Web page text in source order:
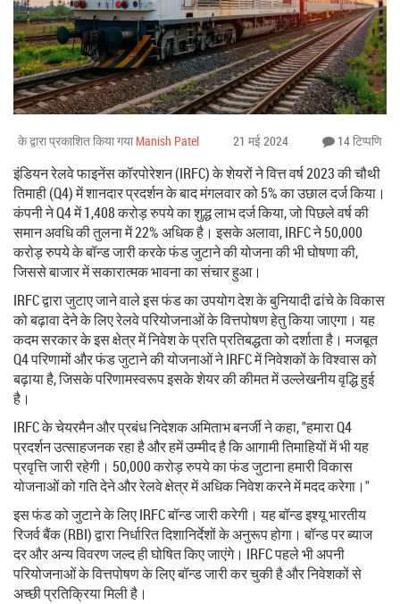
के द्वारा प्रकाशित किया गया Manish Patel 21 मई 2024 14 टिप्पणि
इंडियन रेलवे फाइनेंस कॉरपोरेशन (IRFC) के शेयरों ने वित्त वर्ष 2023 की चौथी
तिमाही (Q4) में शानदार प्रदर्शन के बाद मंगलवार को 5% का उछाल दर्ज किया।
कंपनी ने Q4 में 1,408 करोड़ रुपये का शुद्ध लाभ दर्ज किया, जो पिछले वर्ष की
समान अवधि की तुलना में 22% अधिक है। इसके अलावा, IRFC ने 50,000
करोड़ रुपये के बॉन्ड जारी करके फंड जुटाने की योजना की भी घोषणा की,
जिससे बाजार में सकारात्मक भावना का संचार हुआ।
IRFC द्वारा जुटाए जाने वाले इस फंड का उपयोग देश के बुनियादी ढांचे के विकास
को बढ़ावा देने के लिए रेलवे परियोजनाओं के वित्तपोषण हेतु किया जाएगा। यह
कदम सरकार के इस क्षेत्र में निवेश के प्रति प्रतिबद्धता को दर्शाता है। मजबूत
Q4 परिणामों और फंड जुटाने की योजनाओं ने IRFC में निवेशकों के विश्वास को
बढ़ाया है, जिसके परिणामस्वरूप इसके शेयर की कीमत में उल्लेखनीय वृद्धि हुई
है।
IRFC के चेयरमैन और प्रबंध निदेशक अमिताभ बनर्जी ने कहा, "हमारा Q4
प्रदर्शन उत्साहजनक रहा है और हमें उम्मीद है कि आगामी तिमाहियों में भी यह
प्रवृत्ति जारी रहेगी। 50,000 करोड़ रुपये का फंड जुटाना हमारी विकास
योजनाओं को गति देने और रेलवे क्षेत्र में अधिक निवेश करने में मदद करेगा।"
इस फंड को जुटाने के लिए IRFC बॉन्ड जारी करेगी। यह बॉन्ड इश्यू भारतीय
रिजर्व बैंक (RBI) द्वारा निर्धारित दिशानिर्देशों के अनुरूप होगा। बॉन्ड पर ब्याज
दर और अन्य विवरण जल्द ही घोषित किए जाएंगे। IRFC पहले भी अपनी
परियोजनाओं के वित्तपोषण के लिए बॉन्ड जारी कर चुकी है और निवेशकों से
अच्छी प्रतिक्रिया मिली है।